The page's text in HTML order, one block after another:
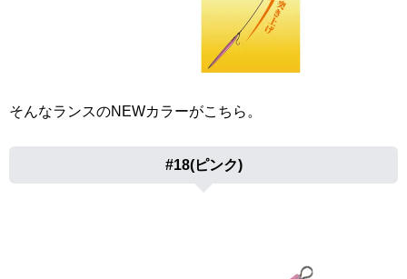
そんなランスのNEWカラーがこちら。
#18(ピンク)